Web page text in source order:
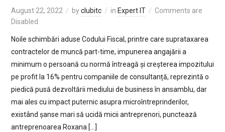
August 22, 2022 byclubitc in Expert IT
Comments are
Disabled
Noile schimbări aduse Codului Fiscal, printre care suprataxarea
contractelor de muncă part-time, impunerea angajării a
minimum o persoană cu normă întreagă și creșterea impozitului
pe profit la 16% pentru companiile de consultanță, reprezintă o
piedică pusă dezvoltării mediului de business în ansamblu, dar
mai ales cu impact puternic asupra microîntreprinderilor,
existând șanse mari să ucidă micii antreprenori, punctează
antreprenoarea Roxana […]